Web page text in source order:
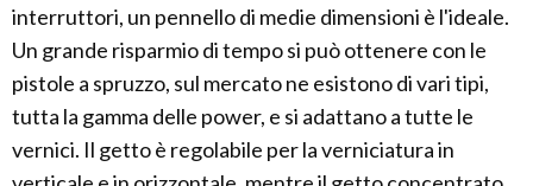
interruttori, un pennello di medie dimensioni è l'ideale.
Un grande risparmio di tempo si può ottenere con le
pistole a spruzzo, sul mercato ne esistono di vari tipi,
tutta la gamma delle power, e si adattano a tutte le
vernici. Il getto è regolabile per la verniciatura in